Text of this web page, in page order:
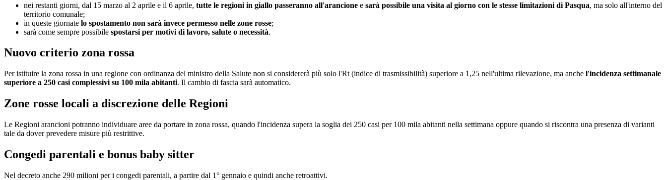
nei restanti giorni, dal 15 marzo al 2 aprile e il 6 aprile, tutte le regioni in giallo passeranno all'arancione e sarà possibile una visita al giorno con le stesse limitazioni di Pasqua, ma solo all'interno del
territorio comunale;
in queste giornate lo spostamento non sarà invece permesso nelle zone rosse;
sarà come sempre possibile spostarsi per motivi di lavoro, salute o necessità.
Nuovo criterio zona rossa
Per istituire la zona rossa in una regione con ordinanza del ministro della Salute non si considererà più solo l'Rt (indice di trasmissibilità) superiore a 1,25 nell'ultima rilevazione, ma anche l'incidenza settimanale
superiore a 250 casi complessivi su 100 mila abitanti. Il cambio di fascia sarà automatico.
Zone rosse locali a discrezione delle Regioni
Le Regioni arancioni potranno individuare aree da portare in zona rossa, quando l'incidenza supera la soglia dei 250 casi per 100 mila abitanti nella settimana oppure quando si riscontra una presenza di varianti
tale da dover prevedere misure più restrittive.
Congedi parentali e bonus baby sitter
Nel decreto anche 290 milioni per i congedi parentali, a partire dal 1° gennaio e quindi anche retroattivi.